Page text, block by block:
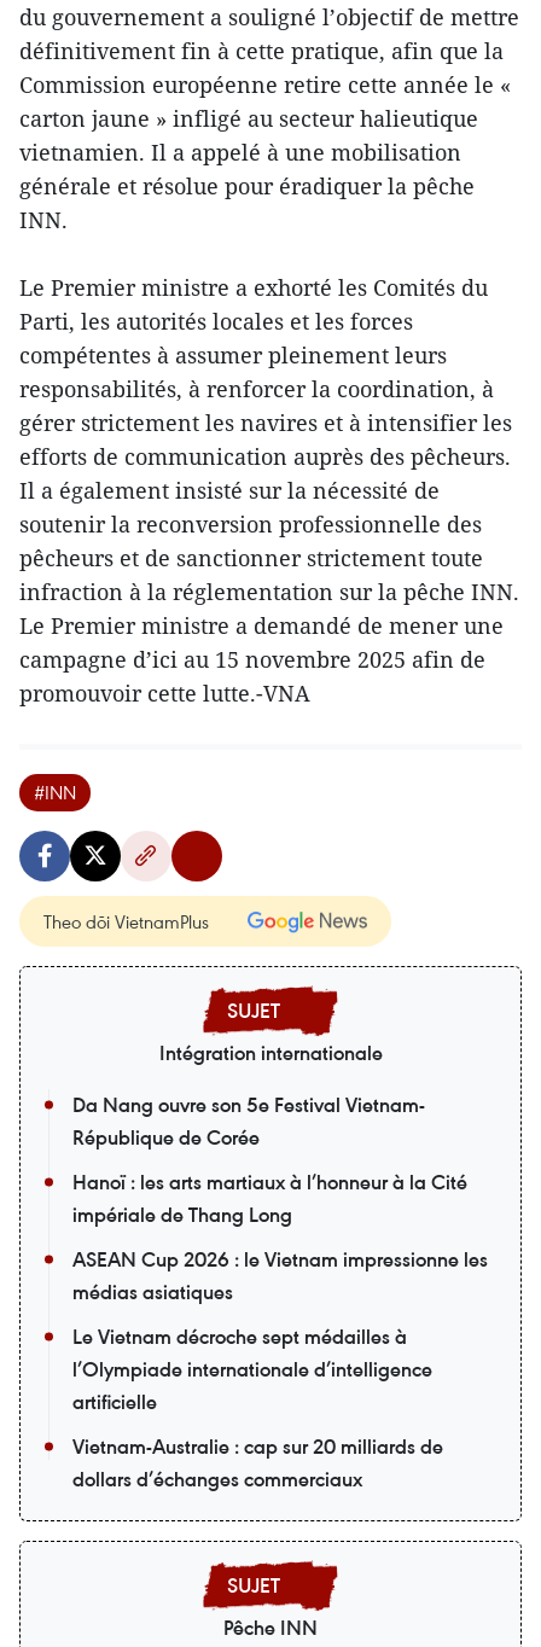
du gouvernement a souligné l’objectif de mettre
définitivement fin à cette pratique, afin que la
Commission européenne retire cette année le «
carton jaune » infligé au secteur halieutique
vietnamien. Il a appelé à une mobilisation
générale et résolue pour éradiquer la pêche
INN.
Le Premier ministre a exhorté les Comités du
Parti, les autorités locales et les forces
compétentes à assumer pleinement leurs
responsabilités, à renforcer la coordination, à
gérer strictement les navires et à intensifier les
efforts de communication auprès des pêcheurs.
Il a également insisté sur la nécessité de
soutenir la reconversion professionnelle des
pêcheurs et de sanctionner strictement toute
infraction à la réglementation sur la pêche INN.
Le Premier ministre a demandé de mener une
campagne d’ici au 15 novembre 2025 afin de
promouvoir cette lutte.-VNA
#INN
Theo dõi VietnamPlus
Intégration internationale
Da Nang ouvre son 5e Festival Vietnam-
République de Corée
Hanoï : les arts martiaux à l’honneur à la Cité
impériale de Thang Long
ASEAN Cup 2026 : le Vietnam impressionne les
médias asiatiques
Le Vietnam décroche sept médailles à
l’Olympiade internationale d’intelligence
artificielle
Vietnam-Australie : cap sur 20 milliards de
dollars d’échanges commerciaux
Pêche INN